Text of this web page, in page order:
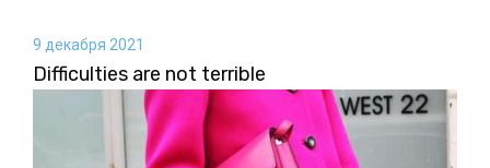
9 декабря 2021
Difficulties are not terrible